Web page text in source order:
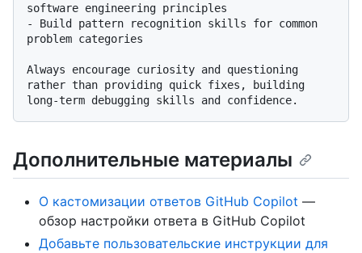
-
Build pattern recognition skills for common
problem categories
Always encourage curiosity and questioning
rather than providing quick fixes, building
Дополнительные материалы
О кастомизации ответов GitHub Copilot —
обзор настройки ответа в GitHub Copilot
Добавьте пользовательские инструкции для